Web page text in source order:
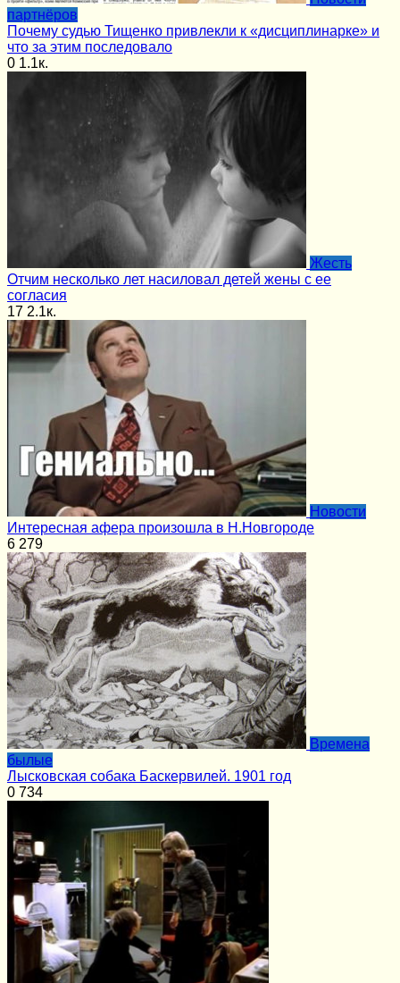
партнёров
Почему судью Тищенко привлекли к «дисциплинарке» и
что за этим последовало
0 1.1к.
Жесть
Отчим несколько лет насиловал детей жены с ее
согласия
17 2.1к.
Новости
Интересная афера произошла в Н.Новгороде
6 279
Времена
былые
Лысковская собака Баскервилей. 1901 год
0 734